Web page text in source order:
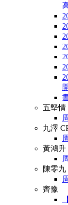
五堅情
九澤
黃鴻升
陳零九
齊豫